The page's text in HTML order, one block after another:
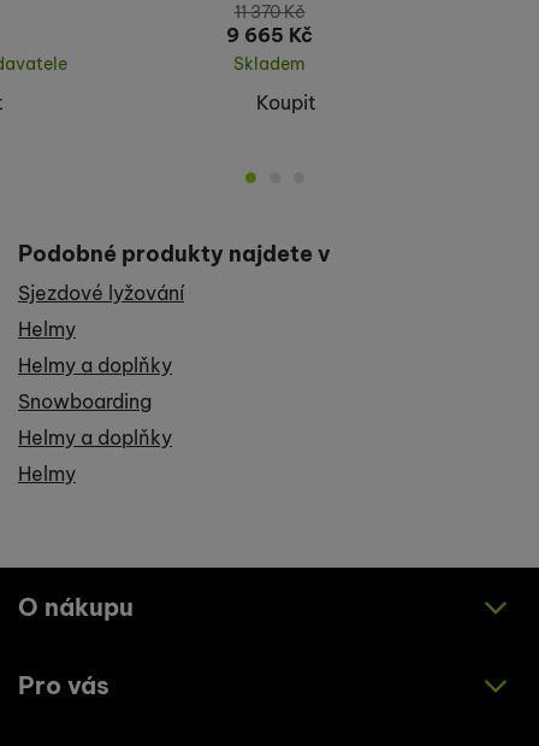
11 370Kč
9 665 Kč
Skladem
Koupit
Podobné produkty najdete v
Sjezdové lyžování
Helmy
Helmy a doplňky
Snowboarding
Helmy a doplňky
Helmy
O nákupu
Jak nakupovat
Pro vás